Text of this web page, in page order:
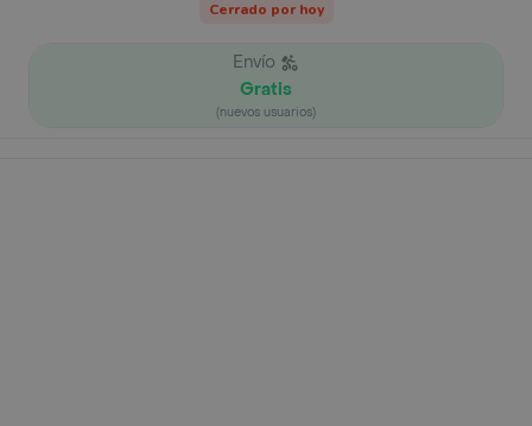
Cerrado por hoy
Envío
Gratis
(nuevos usuarios)